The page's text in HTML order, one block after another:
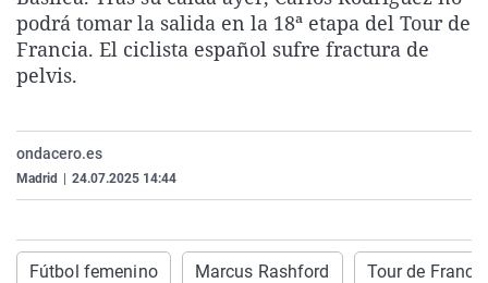
La rosa de los vientos
Gente viajera
Caso
Retornados
Operación Viuda
Extremadura
Galicia
Navarra
Virales
Televisión
podrá tomar la salida en la 18ª etapa del Tour de
Francia. El ciclista español sufre fractura de
pelvis.
ondacero.es
Madrid 24.07.2025 14:44
Fútbol femenino Marcus Rashford Tour de Francia